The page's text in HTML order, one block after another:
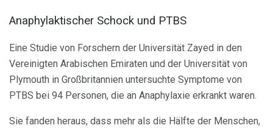
Anaphylaktischer Schock und PTBS
Eine Studie von Forschern der Universität Zayed in den
Vereinigten Arabischen Emiraten und der Universität von
Plymouth in Großbritannien untersuchte Symptome von
PTBS bei 94 Personen, die an Anaphylaxie erkrankt waren.
Sie fanden heraus, dass mehr als die Hälfte der Menschen,